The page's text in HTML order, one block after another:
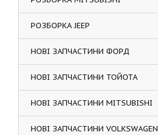
РОЗБОРКА JEEP
НОВІ ЗАПЧАСТИНИ ФОРД
НОВІ ЗАПЧАСТИНИ ТОЙОТА
НОВІ ЗАПЧАСТИНИ MITSUBISHI
НОВІ ЗАПЧАСТИНИ VOLKSWAGEN